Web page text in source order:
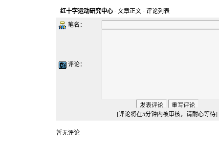
红十字运动研究中心 - 文章正文 - 评论列表
笔名：
评论：
[评论将在5分钟内被审核，请耐心等待]
暂无评论